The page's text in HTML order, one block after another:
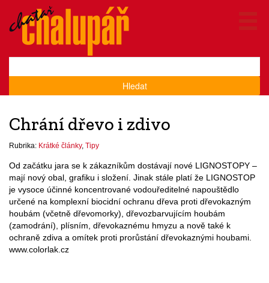
Hledat
Chrání dřevo i zdivo
Rubrika: Krátké články, Tipy
Od začátku jara se k zákazníkům dostávají nové LIGNOSTOPY –
mají nový obal, grafiku i složení. Jinak stále platí že LIGNOSTOP
je vysoce účinné koncentrované vodouředitelné napouštědlo
určené na komplexní biocidní ochranu dřeva proti dřevokazným
houbám (včetně dřevomorky), dřevozbarvujícím houbám
(zamodrání), plísním, dřevokaznému hmyzu a nově také k
ochraně zdiva a omítek proti prorůstání dřevokaznými houbami.
www.colorlak.cz